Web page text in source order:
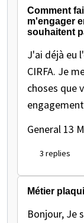
Comment
m'engager
souhaitent
J'ai déjà eu
CIRFA. Je
choses que
General 13
3 replies
Métier
Bonjour, Je